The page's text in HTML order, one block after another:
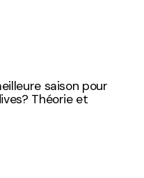
saison pour
Théorie et